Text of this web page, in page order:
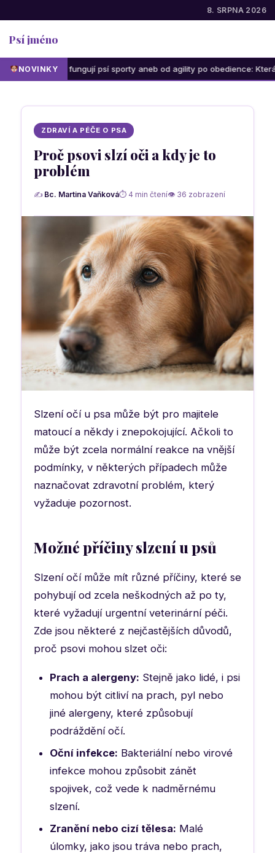
8. SRPNA 2026
Psí jméno
NOVINKY
Jak fungují psí sporty aneb od agility po obedience: Která
ZDRAVÍ A PÉČE O PSA
Proč psovi slzí oči a kdy je to
problém
✍ Bc. Martina Vaňková⏱ 4 min čtení👁 36 zobrazení
Slzení očí u psa může být pro majitele
matoucí a někdy i znepokojující. Ačkoli to
může být zcela normální reakce na vnější
podmínky, v některých případech může
naznačovat zdravotní problém, který
vyžaduje pozornost.
Možné příčiny slzení u psů
Slzení očí může mít různé příčiny, které se
pohybují od zcela neškodných až po ty,
které vyžadují urgentní veterinární péči.
Zde jsou některé z nejčastějších důvodů,
proč psovi mohou slzet oči:
Prach a alergeny: Stejně jako lidé, i psi
mohou být citliví na prach, pyl nebo
jiné alergeny, které způsobují
podráždění očí.
Oční infekce: Bakteriální nebo virové
infekce mohou způsobit zánět
spojivek, což vede k nadměrnému
slzení.
Zranění nebo cizí tělesa: Malé
úlomky, jako jsou tráva nebo prach,